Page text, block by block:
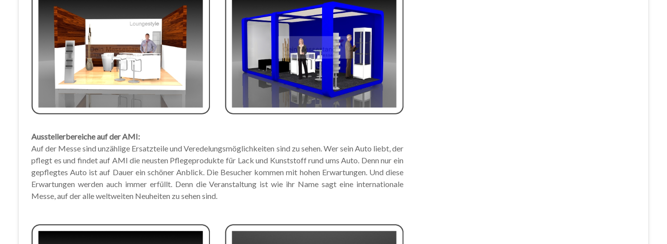
Ausstellerbereiche auf der AMI:
Auf der Messe sind unzählige Ersatzteile und Veredelungsmöglichkeiten sind zu sehen. Wer sein Auto liebt, der
pflegt es und findet auf AMI die neusten Pflegeprodukte für Lack und Kunststoff rund ums Auto. Denn nur ein
gepflegtes Auto ist auf Dauer ein schöner Anblick. Die Besucher kommen mit hohen Erwartungen. Und diese
Erwartungen werden auch immer erfüllt. Denn die Veranstaltung ist wie ihr Name sagt eine internationale
Messe, auf der alle weltweiten Neuheiten zu sehen sind.